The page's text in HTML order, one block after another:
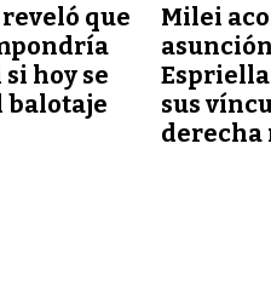
que
hoy se
balotaje
Milei
sus
derecha